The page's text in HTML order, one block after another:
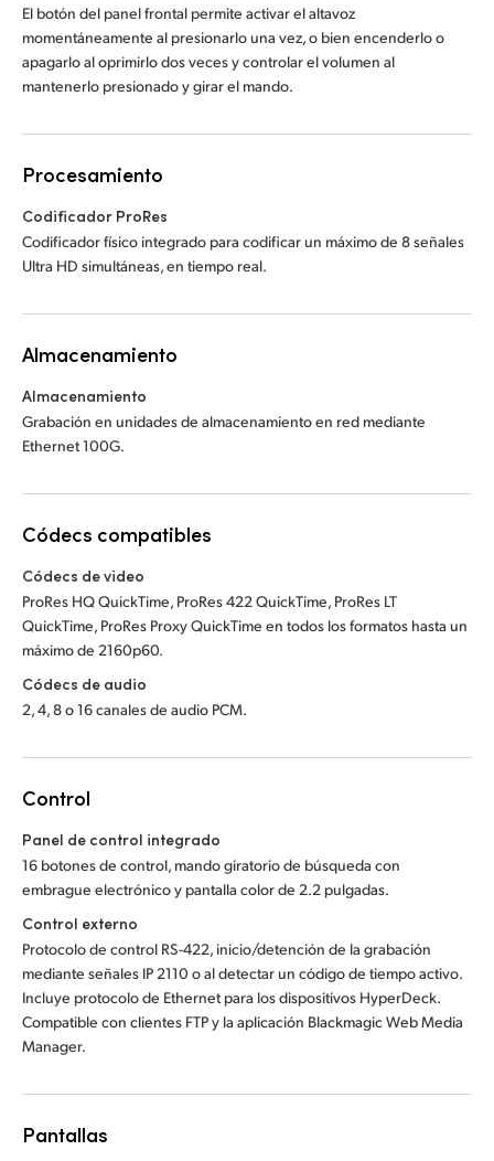
El botón del panel frontal permite activar el altavoz
momentáneamente al presionarlo una vez, o bien encenderlo o
apagarlo al oprimirlo dos veces y controlar el volumen al
mantenerlo presionado y girar el mando.
Procesamiento
Codificador ProRes
Codificador físico integrado para codificar un máximo de 8 señales
Ultra HD simultáneas, en tiempo real.
Almacenamiento
Almacenamiento
Grabación en unidades de almacenamiento en red mediante
Ethernet 100G.
Códecs compatibles
Códecs de video
ProRes HQ QuickTime, ProRes 422 QuickTime, ProRes LT
QuickTime, ProRes Proxy QuickTime en todos los formatos hasta un
máximo de 2160p60.
Códecs de audio
2, 4, 8 o 16 canales de audio PCM.
Control
Panel de control integrado
16 botones de control, mando giratorio de búsqueda con
embrague electrónico y pantalla color de 2.2 pulgadas.
Control externo
Protocolo de control RS-422, inicio/detención de la grabación
mediante señales IP 2110 o al detectar un código de tiempo activo.
Incluye protocolo de Ethernet para los dispositivos HyperDeck.
Compatible con clientes FTP y la aplicación Blackmagic Web Media
Manager.
Pantallas